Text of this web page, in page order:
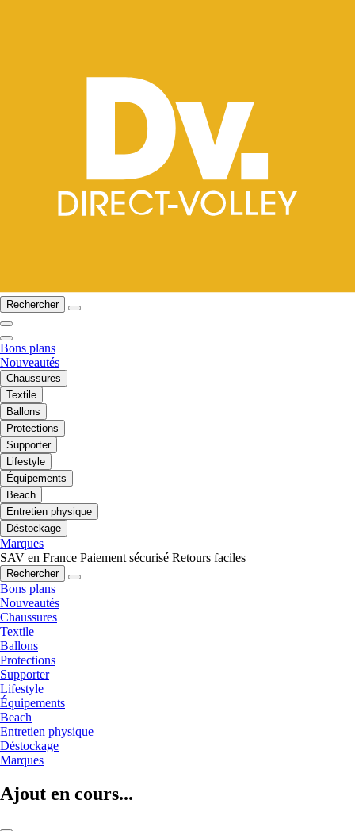
Rechercher
Bons plans
Nouveautés
Chaussures
Textile
Ballons
Protections
Supporter
Lifestyle
Équipements
Beach
Entretien physique
Déstockage
Marques
SAV en France Paiement sécurisé Retours faciles
Rechercher
Bons plans
Nouveautés
Chaussures
Textile
Ballons
Protections
Supporter
Lifestyle
Équipements
Beach
Entretien physique
Déstockage
Marques
Ajout en cours...